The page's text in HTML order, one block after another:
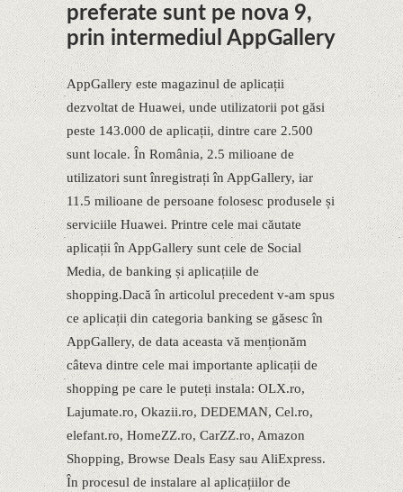
preferate sunt pe nova 9,
prin intermediul AppGallery
AppGallery este magazinul de aplicații
dezvoltat de Huawei, unde utilizatorii pot găsi
peste 143.000 de aplicații, dintre care 2.500
sunt locale. În România, 2.5 milioane de
utilizatori sunt înregistrați în AppGallery, iar
11.5 milioane de persoane folosesc produsele și
serviciile Huawei. Printre cele mai căutate
aplicații în AppGallery sunt cele de Social
Media, de banking și aplicațiile de
shopping.Dacă în articolul precedent v-am spus
ce aplicații din categoria banking se găsesc în
AppGallery, de data aceasta vă menționăm
câteva dintre cele mai importante aplicații de
shopping pe care le puteți instala: OLX.ro,
Lajumate.ro, Okazii.ro, DEDEMAN, Cel.ro,
elefant.ro, HomeZZ.ro, CarZZ.ro, Amazon
Shopping, Browse Deals Easy sau AliExpress.
În procesul de instalare al aplicațiilor de